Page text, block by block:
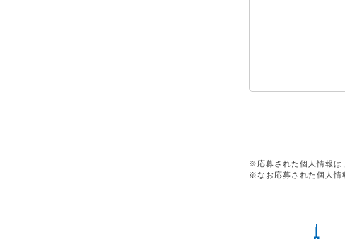
※応募された個人情報は
※なお応募された個人情